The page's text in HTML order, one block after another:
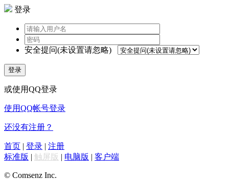
登录
安全提问(未设置请忽略)
登录
或使用QQ登录
使用QQ帐号登录
还没有注册？
首页 | 登录 | 注册
标准版 | 触屏版 | 电脑版 | 客户端
© Comsenz Inc.